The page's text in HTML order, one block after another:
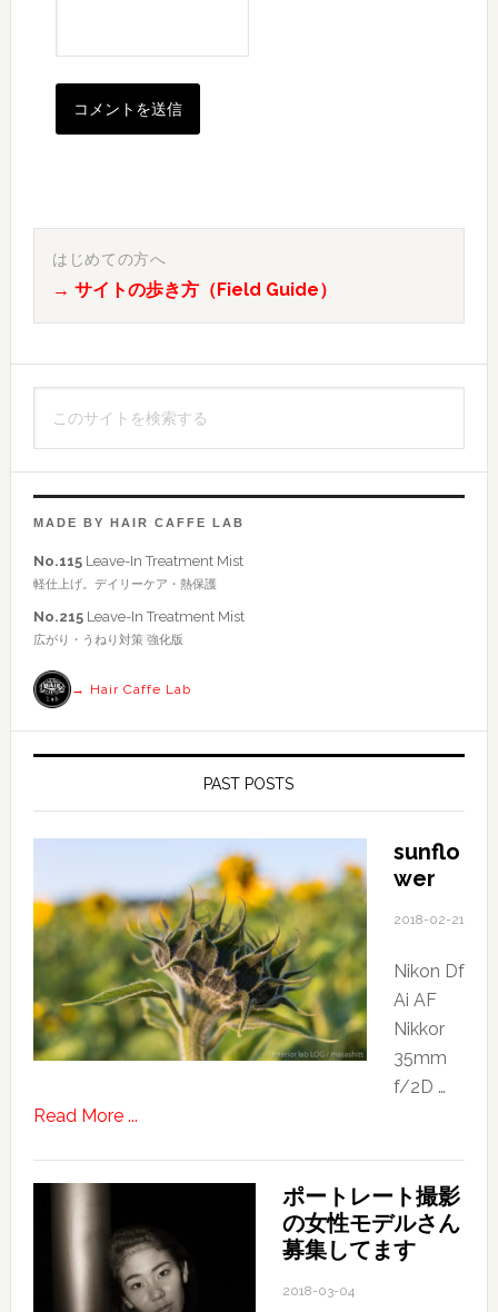
最
イ
バ
ー
はじめての方へ
→ サイトの歩き方（Field Guide）
ト
検
す
MADE BY HAIR CAFFE LAB
No.115Leave-In Treatment Mist
軽仕上げ。デイリーケア・熱保護
No.215Leave-In Treatment Mist
広がり・うねり対策 強化版
→ Hair Caffe Lab
PAST POSTS
sunflo
wer
2018-02-21
Nikon Df
Ai AF
Nikkor
35mm
f/2D …
Read More ...about
ポートレート撮影
の女性モデルさん
募集してます
2018-03-04